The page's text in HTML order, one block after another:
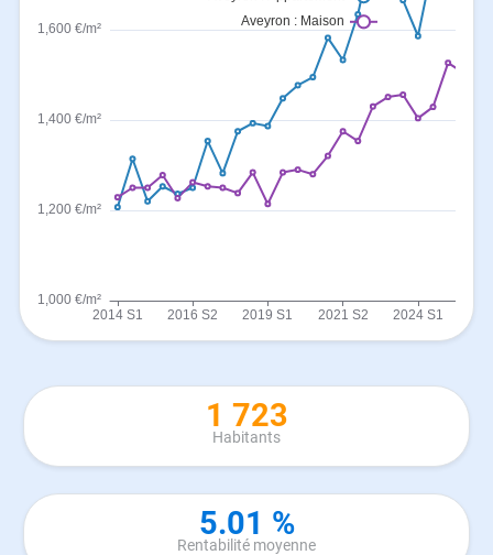
1 723
Habitants
5.01 %
Rentabilité moyenne